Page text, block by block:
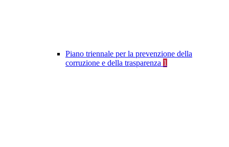
Piano triennale per la prevenzione della
corruzione e della trasparenza 1